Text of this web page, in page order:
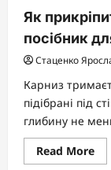
Як
посібник
Стаценко
Карниз
підібрані під
глибину не
Read More